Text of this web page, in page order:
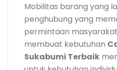
Mobilitas barang yang
penghubung yang
permintaan
membuat kebutuhan
Sukabumi Terbaik